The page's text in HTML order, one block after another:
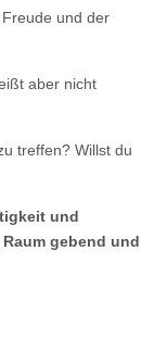
und der
aber nicht
treffen? Willst du
und
gebend und